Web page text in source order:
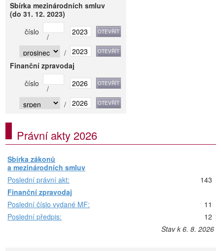
Sbírka mezinárodních smluv
(do 31. 12. 2023)
číslo
/
/
Finanční zpravodaj
číslo
/
/
Právní akty 2026
Sbírka zákonů
a mezinárodních smluv
Poslední právní akt:
143
Finanční zpravodaj
Poslední číslo vydané MF:
11
Poslední předpis:
12
Stav k 6. 8. 2026